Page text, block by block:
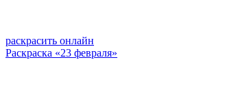
раскрасить онлайн
Раскраска «23 февраля»